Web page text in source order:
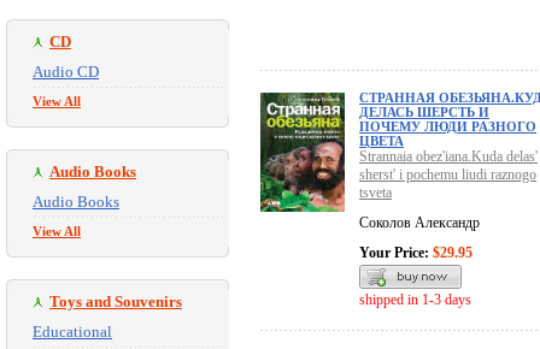
CD
Audio CD
View All
Audio Books
Audio Books
View All
Toys and Souvenirs
Educational
СТРАННАЯ
ДЕЛАСЬ ШЕРСТЬ И
ПОЧЕМУ ЛЮДИ РАЗНОГО
ЦВЕТА
Strannaia obez'iana.Kuda delas'
sherst' i pochemu liudi raznogo
tsveta
Соколов Александр
Your Price: $29.95
shipped in 1-3 days